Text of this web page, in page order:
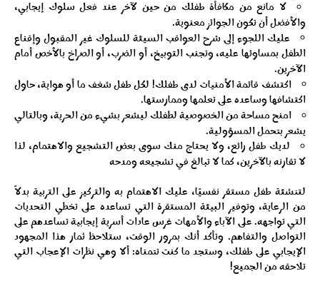
لا مانع من مكافأة طفلك من حين لآخر عند فعل سلوك إيجابي،
والأفضل أن تكون الجوائز معنوية.
عليك اللجوء إلى شرح العواقب السيئة للسلوك غير المقبول وإقناع
الطفل بمساوئها عليه، وتجنب التوبيخ، أو الضرب، أو الصراخ بالأخص أمام
الآخرين.
اكتشف قائمة الأمنيات لدى طفلك! لكل طفل شغف ما أو هواية، حاول
اكتشافها وساعده على تعلمها وممارستها.
امنح مساحة من الخصوصية لطفلك ليشعر بشيء من الحرية، وبالتالي
يشعر بتحمل المسؤولية.
لديك طفل رائع، ولا يحتاج منك سوى بعض التشجيع والاهتمام، لذا
لا تقارنه بالآخرين، كما لا تبالغ في تشجيعه ومدحه
لتنشئة طفل مستقر نفسيًا، عليك الاهتمام به والتركيز على التربية بدلاً
من الرعاية، وتوفير البيئة المستقرة التي تساعده على تخطي التحديات
التي تواجهه. على الآباء والأمهات غرس عادات أسرية إيجابية تساعدهم على
التواصل والتفاهم. وتأكد أنك بمرور الوقت، ستلاحظ ثمار هذا المجهود
الإيجابي على طفلك، وستجد ما كنت تتمناه: ألا وهي نظرات الإعجاب التي
تلاحقه من الجميع!